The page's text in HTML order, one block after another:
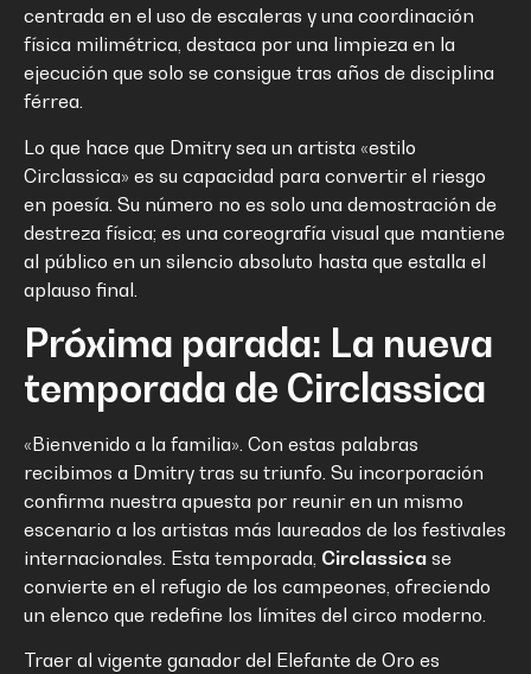
centrada en el uso de escaleras y una coordinación
física milimétrica, destaca por una limpieza en la
ejecución que solo se consigue tras años de disciplina
férrea.
Lo que hace que Dmitry sea un artista «estilo
Circlassica» es su capacidad para convertir el riesgo
en poesía. Su número no es solo una demostración de
destreza física; es una coreografía visual que mantiene
al público en un silencio absoluto hasta que estalla el
aplauso final.
Próxima parada: La nueva
temporada de Circlassica
«Bienvenido a la familia». Con estas palabras
recibimos a Dmitry tras su triunfo . Su incorporación
confirma nuestra apuesta por reunir en un mismo
escenario a los artistas más laureados de los festivales
internacionales. Esta temporada, Circlassica se
convierte en el refugio de los campeones, ofreciendo
un elenco que redefine los límites del circo moderno.
Traer al vigente ganador del Elefante de Oro es